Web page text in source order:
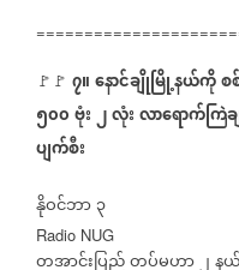
🚩🚩 ၇။နောင်ချိုမြို့နယ်ကိုစ
၅၀၀ဗုံး၂လုံးလာရောက်က
ပျက်စီး
နိုဝင်ဘာ၃
Radio NUG
တအာင်းပြည်တပ်မဟာ၂န